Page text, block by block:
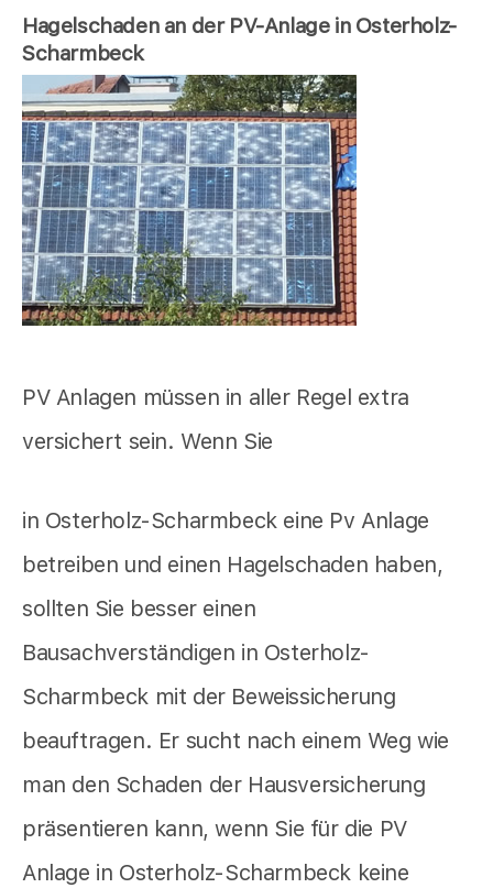
Hagelschaden an der PV-Anlage in Osterholz-
Scharmbeck
PV Anlagen müssen in aller Regel extra
versichert sein. Wenn Sie
in Osterholz-Scharmbeck eine Pv Anlage
betreiben und einen Hagelschaden haben,
sollten Sie besser einen
Bausachverständigen in Osterholz-
Scharmbeck mit der Beweissicherung
beauftragen. Er sucht nach einem Weg wie
man den Schaden der Hausversicherung
präsentieren kann, wenn Sie für die PV
Anlage in Osterholz-Scharmbeck keine